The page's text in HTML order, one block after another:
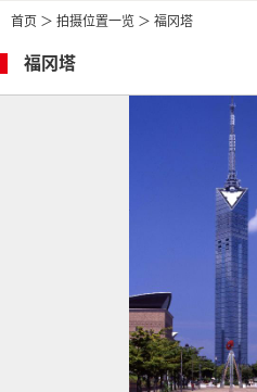
首页 ＞ 拍摄位置一览 ＞ 福冈塔
福冈塔